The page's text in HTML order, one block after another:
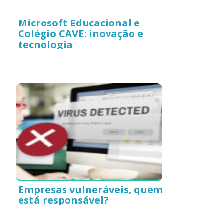
Microsoft Educacional e
Colégio CAVE: inovação e
tecnologia
Empresas vulneráveis, quem
está responsável?